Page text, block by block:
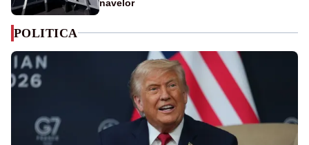
navelor
POLITICA